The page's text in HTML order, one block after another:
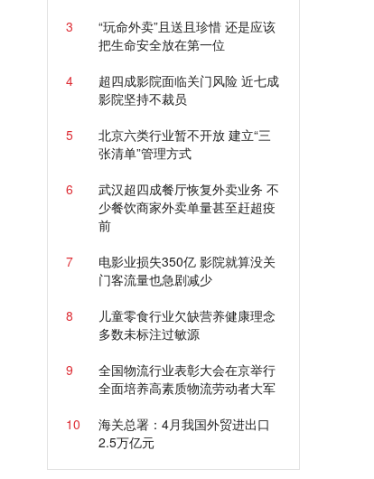
3
“玩命外卖”且送且珍惜 还是应该
把生命安全放在第一位
4
超四成影院面临关门风险 近七成
影院坚持不裁员
5
北京六类行业暂不开放 建立“三
张清单”管理方式
6
武汉超四成餐厅恢复外卖业务 不
少餐饮商家外卖单量甚至赶超疫
前
7
电影业损失350亿 影院就算没关
门客流量也急剧减少
8
儿童零食行业欠缺营养健康理念
多数未标注过敏源
9
全国物流行业表彰大会在京举行
全面培养高素质物流劳动者大军
10
海关总署：4月我国外贸进出口
2.5万亿元